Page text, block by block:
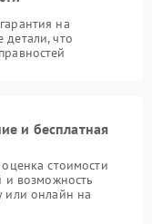
на
что
и бесплатная
стоимости
и возможность
или онлайн на